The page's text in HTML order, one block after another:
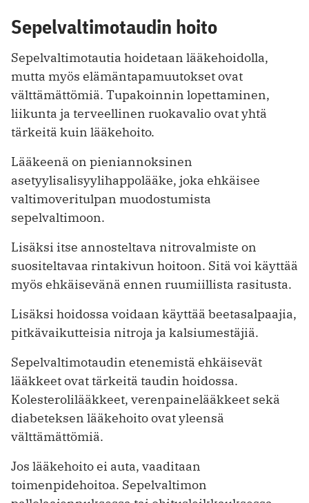
Sepelvaltimotaudin hoito
Sepelvaltimotautia hoidetaan lääkehoidolla,
mutta myös elämäntapamuutokset ovat
välttämättömiä. Tupakoinnin lopettaminen,
liikunta ja terveellinen ruokavalio ovat yhtä
tärkeitä kuin lääkehoito.
Lääkeenä on pieniannoksinen
asetyylisalisyylihappolääke, joka ehkäisee
valtimoveritulpan muodostumista
sepelvaltimoon.
Lisäksi itse annosteltava nitrovalmiste on
suositeltavaa rintakivun hoitoon. Sitä voi käyttää
myös ehkäisevänä ennen ruumiillista rasitusta.
Lisäksi hoidossa voidaan käyttää beetasalpaajia,
pitkävaikutteisia nitroja ja kalsiumestäjiä.
Sepelvaltimotaudin etenemistä ehkäisevät
lääkkeet ovat tärkeitä taudin hoidossa.
Kolesterolilääkkeet, verenpainelääkkeet sekä
diabeteksen lääkehoito ovat yleensä
välttämättömiä.
Jos lääkehoito ei auta, vaaditaan
toimenpidehoitoa. Sepelvaltimon